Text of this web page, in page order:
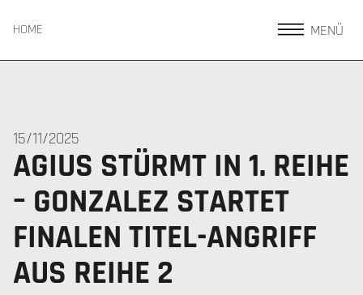
HOME MENÜ
15/11/2025
AGIUS STÜRMT IN 1. REIHE
– GONZALEZ STARTET
FINALEN TITEL-ANGRIFF
AUS REIHE 2